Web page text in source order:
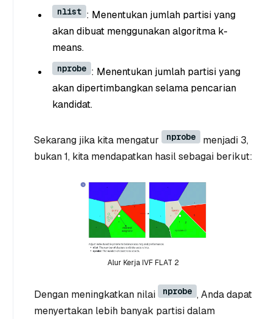
nlist : Menentukan jumlah partisi yang
akan dibuat menggunakan algoritma k-
means.
nprobe : Menentukan jumlah partisi yang
akan dipertimbangkan selama pencarian
kandidat.
Sekarang jika kita mengatur nprobe
menjadi 3,
bukan 1, kita mendapatkan hasil sebagai berikut:
Alur Kerja IVF FLAT 2
Dengan meningkatkan nilai nprobe , Anda dapat
menyertakan lebih banyak partisi dalam